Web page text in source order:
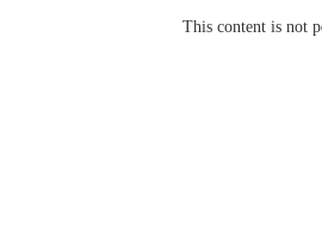
This content is not